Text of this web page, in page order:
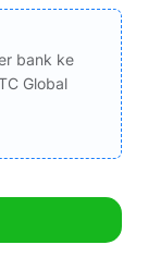
bank ke
Global